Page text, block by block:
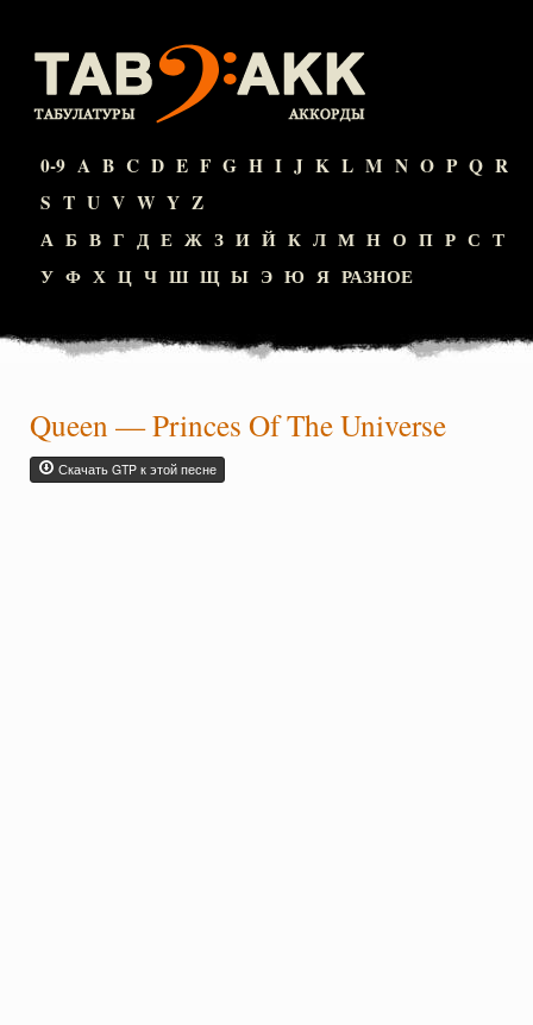
0-9 A B C D E F G H I J K L M N O P Q R
S T U V W Y Z
А Б В Г Д Е Ж З И Й К Л М Н О П Р С Т
У Ф Х Ц Ч Ш Щ Ы Э Ю Я РАЗНОЕ
Queen —Princes Of The Universe
Скачать GTP к этой песне